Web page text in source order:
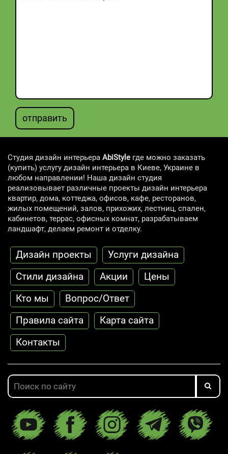
отправить
Студия дизайн интерьера AbiStyle где можно заказать
(купить) услугу дизайн интерьера в Киеве, Украине в
любом направлении! Наша дизайн студия
реализовывает различные проекты дизайн интерьера
квартир, дома, коттеджа, офисов, кафе, ресторанов,
жилых помещений, залов, прихожих, лестниц, спален,
кабинетов, террас, офисных комнат, разрабатываем
ландшафт, делаем ремонт и отделку.
Дизайн проекты
Услуги дизайна
Стили дизайна
Акции
Цены
Кто мы
Вопрос/Ответ
Правила сайта
Карта сайта
Контакты